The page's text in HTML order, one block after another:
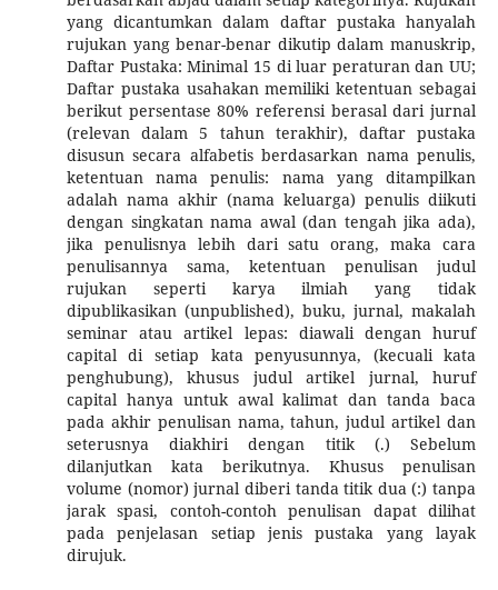
yang dicantumkan dalam daftar pustaka hanyalah
rujukan yang benar-benar dikutip dalam manuskrip,
Daftar Pustaka: Minimal 15 di luar peraturan dan UU;
Daftar pustaka usahakan memiliki ketentuan sebagai
berikut persentase 80% referensi berasal dari jurnal
(relevan dalam 5 tahun terakhir), daftar pustaka
disusun secara alfabetis berdasarkan nama penulis,
ketentuan nama penulis: nama yang ditampilkan
adalah nama akhir (nama keluarga) penulis diikuti
dengan singkatan nama awal (dan tengah jika ada),
jika penulisnya lebih dari satu orang, maka cara
penulisannya sama, ketentuan penulisan judul
rujukan seperti karya ilmiah yang tidak
dipublikasikan (unpublished), buku, jurnal, makalah
seminar atau artikel lepas: diawali dengan huruf
capital di setiap kata penyusunnya, (kecuali kata
penghubung), khusus judul artikel jurnal, huruf
capital hanya untuk awal kalimat dan tanda baca
pada akhir penulisan nama, tahun, judul artikel dan
seterusnya diakhiri dengan titik (.) Sebelum
dilanjutkan kata berikutnya. Khusus penulisan
volume (nomor) jurnal diberi tanda titik dua (:) tanpa
jarak spasi, contoh-contoh penulisan dapat dilihat
pada penjelasan setiap jenis pustaka yang layak
dirujuk.